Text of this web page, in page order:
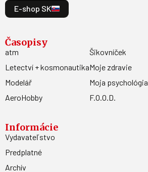
E-shop SK
Časopisy
atm
Letectví + kosmonautika
Modelář
AeroHobby
Šikovníček
Moje zdravie
Moja psychológia
F.O.O.D.
Informácie
Vydavateľstvo
Predplatné
Archív